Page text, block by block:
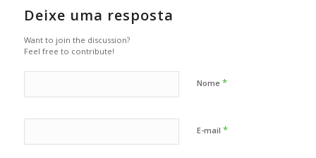
Deixe uma resposta
Want to join the discussion?
Feel free to contribute!
Nome *
E-mail *